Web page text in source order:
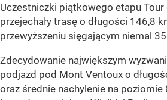
Uczestniczki piątkowego etapu Tour
przejechały trasę o długości 146,8
przewyższeniu sięgającym niemal
Zdecydowanie największym
podjazd pod Mont Ventoux o
oraz średnie nachylenie na poziomie